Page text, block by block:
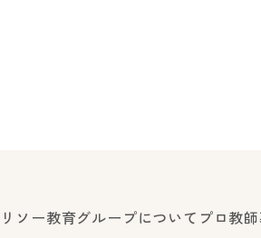
リソー教育グループについて プロ教